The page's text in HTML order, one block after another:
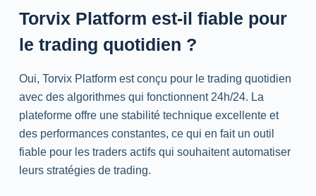
Torvix Platform est-il fiable pour
le trading quotidien ?
Oui, Torvix Platform est conçu pour le trading quotidien
avec des algorithmes qui fonctionnent 24h/24. La
plateforme offre une stabilité technique excellente et
des performances constantes, ce qui en fait un outil
fiable pour les traders actifs qui souhaitent automatiser
leurs stratégies de trading.